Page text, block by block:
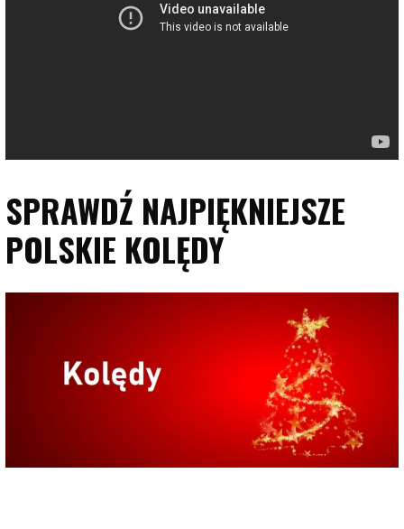
SPRAWDŹ NAJPIĘKNIEJSZE
POLSKIE KOLĘDY